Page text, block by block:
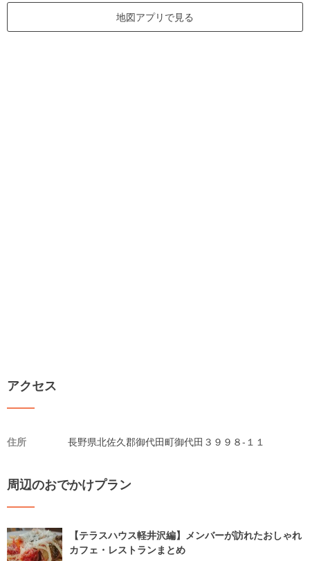
地図アプリで見る
アクセス
住所 長野県北佐久郡御代田町御代田３９９８-１１
周辺のおでかけプラン
【テラスハウス軽井沢編】メンバーが訪れたおしゃれ
カフェ・レストランまとめ